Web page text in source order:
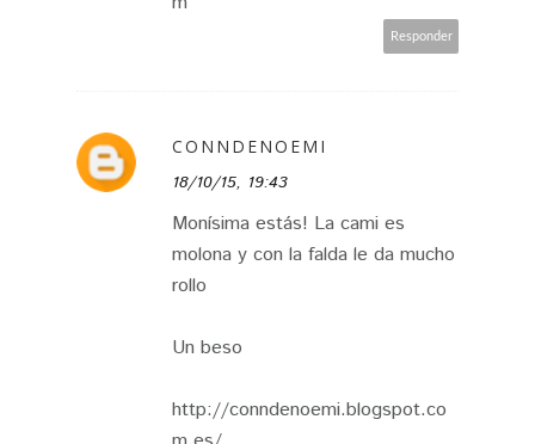
Responder
CONNDENOEMI
18/10/15, 19:43
Monísima estás! La cami es
molona y con la falda le da mucho
rollo
Un beso
http://conndenoemi.blogspot.co